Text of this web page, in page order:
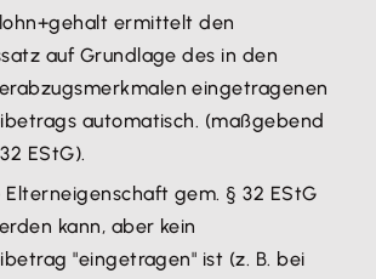
ermittelt den
auf Grundlage des in den
eingetragenen
automatisch. (maßgebend
EStG).
Elterneigenschaft gem. § 32 EStG
kann, aber kein
"eingetragen" ist (z. B. bei